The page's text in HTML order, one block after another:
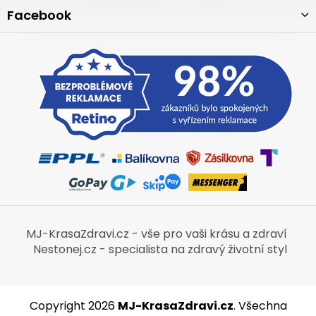
Facebook
MJ-KrasaZdravi.cz - vše pro vaši krásu a zdraví
Nestonej.cz - specialista na zdravý životní styl
Copyright 2026 MJ-KrasaZdravi.cz. Všechna